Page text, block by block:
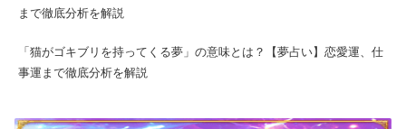
まで徹底分析を解説
「猫がゴキブリを持ってくる夢」の意味とは？【夢占い】恋愛運、仕
事運まで徹底分析を解説